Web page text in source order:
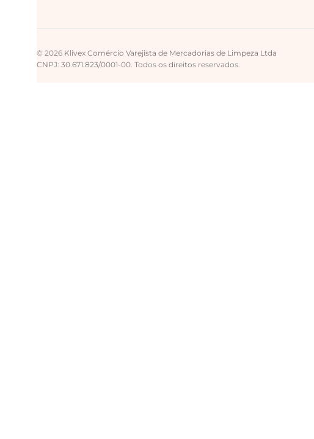
© 2026 Klivex Comércio Varejista de Mercadorias de Limpeza Ltda
CNPJ: 30.671.823/0001-00. Todos os direitos reservados.